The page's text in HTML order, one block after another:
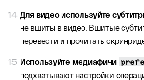
Для видео используйте
не вшиты в видео. Вшитые
перевести и прочитать
Используйте медиафичи
подхватывают настройки